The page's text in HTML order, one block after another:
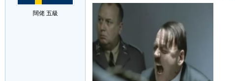
闊佬 五級